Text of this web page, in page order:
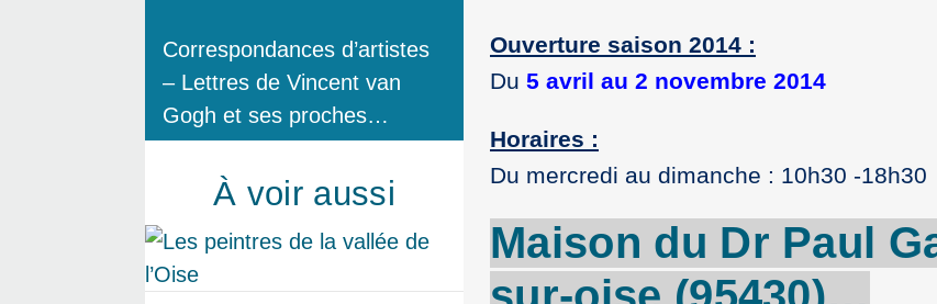
Ouverture saison 2014 :
Du 5 avril au 2 novembre 2014
Horaires :
Du mercredi au dimanche : 10h30 -18h30
Maison du Dr Paul
Correspondances d’artistes
– Lettres de Vincent van
Gogh et ses proches…
À voir aussi